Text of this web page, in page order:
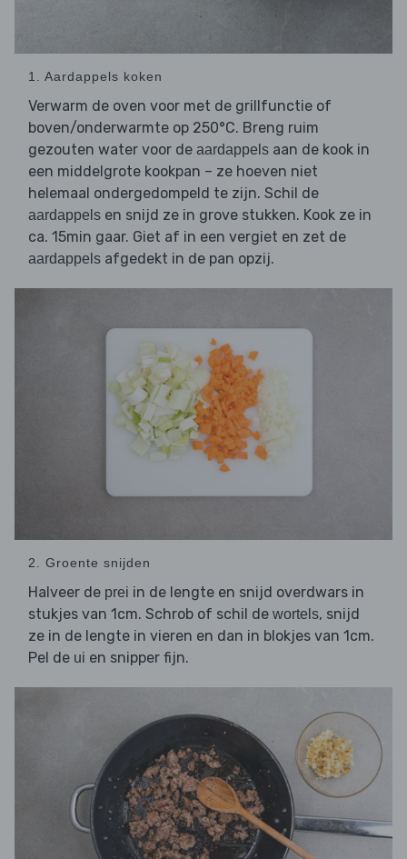
1. Aardappels koken
Verwarm de oven voor met de grillfunctie of
boven/onderwarmte op 250°C. Breng ruim
gezouten water voor de aardappels aan de kook in
een middelgrote kookpan – ze hoeven niet
helemaal ondergedompeld te zijn. Schil de
aardappels en snijd ze in grove stukken. Kook ze in
ca. 15min gaar. Giet af in een vergiet en zet de
aardappels afgedekt in de pan opzij.
2. Groente snijden
Halveer de prei in de lengte en snijd overdwars in
stukjes van 1cm. Schrob of schil de wortels, snijd
ze in de lengte in vieren en dan in blokjes van 1cm.
Pel de ui en snipper fijn.